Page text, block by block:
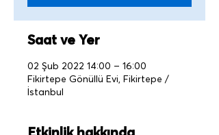
Saat ve Yer
02 Şub 2022 14:00 – 16:00
Fikirtepe Gönüllü Evi, Fikirtepe /
İstanbul